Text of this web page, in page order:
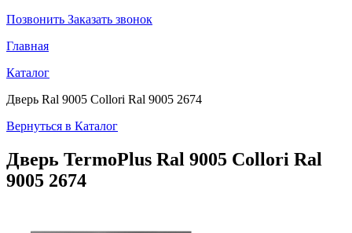
Позвонить Заказать звонок
Главная
Каталог
Дверь Ral 9005 Collori Ral 9005 2674
Вернуться в Каталог
Дверь TermoPlus Ral 9005 Collori Ral
9005 2674